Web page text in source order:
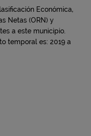
Económica,
Netas (ORN) y
a este municipio.
temporal es: 2019 a